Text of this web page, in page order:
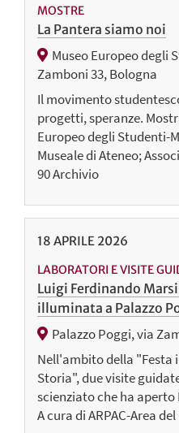
MOSTRE
La Pantera siamo noi
Museo Europeo degli
Zamboni 33, Bologna
Il movimento
progetti, speranze.
Europeo degli Studenti-
Museale di Ateneo;
90 Archivio
18 APRILE 2026
LABORATORI E VISITE
Luigi Ferdinando
illuminata a Palazzo
Palazzo Poggi, via
Nell'ambito della "Festa
Storia", due visite
scienziato che ha
A cura di ARPAC-Area